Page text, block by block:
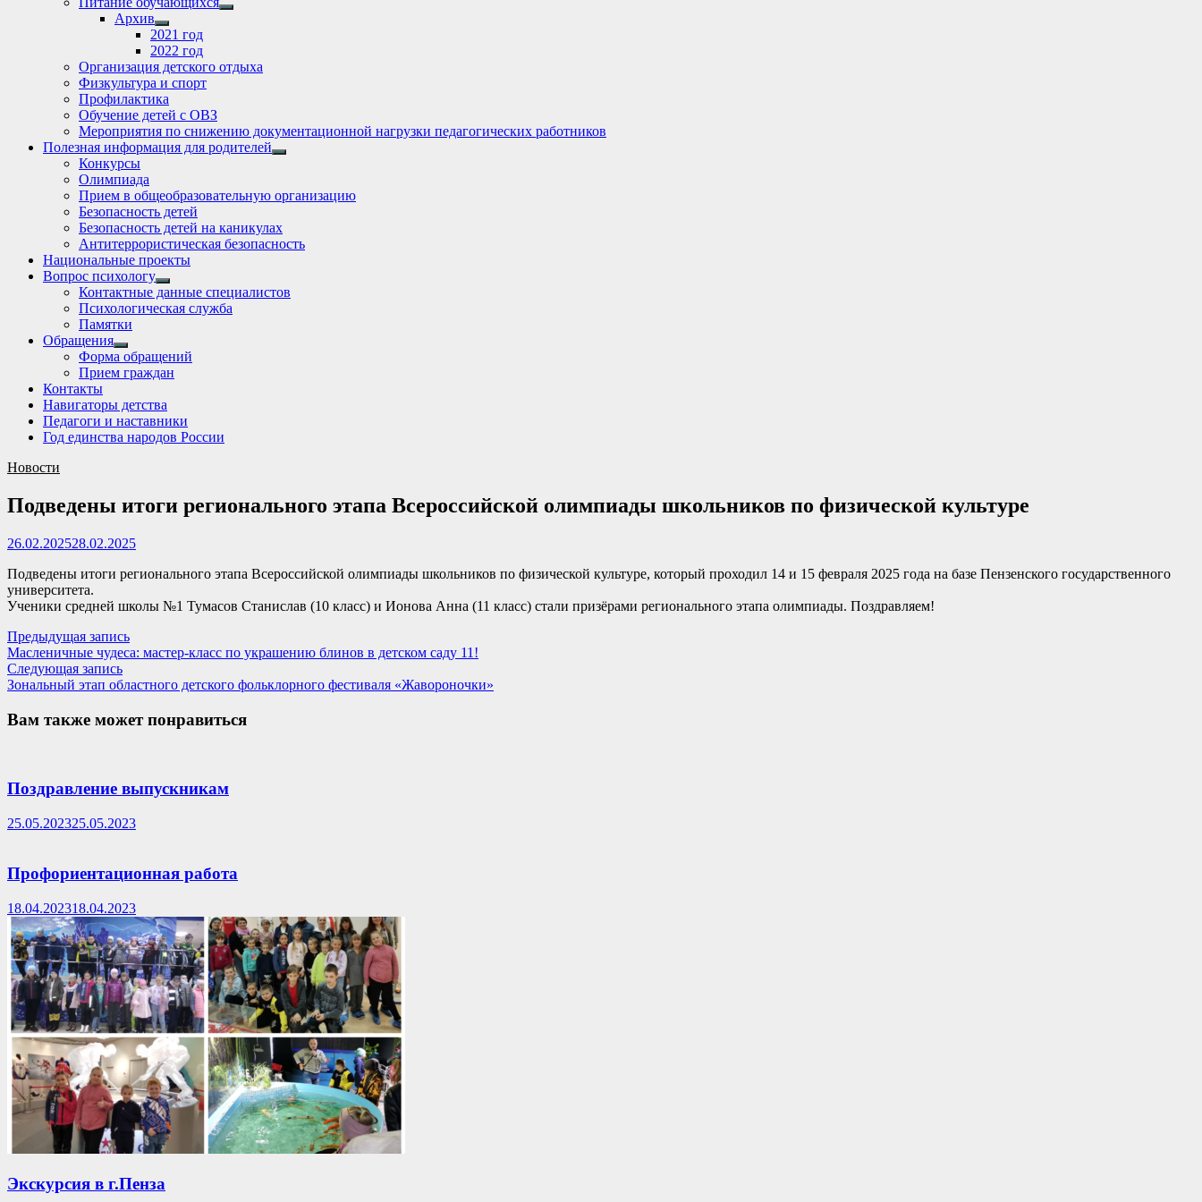
Show
Архив
Show
sub
menu
2021 год
2022 год
Организация детского отдыха
Физкультура и спорт
Профилактика
Обучение детей с ОВЗ
Мероприятия по снижению документационной нагрузки педагогических работников
Полезная информация для родителей
Show
Конкурсы
Олимпиада
Прием в общеобразовательную организацию
Безопасность детей
Безопасность детей на каникулах
Антитеррористическая безопасность
Национальные проекты
Вопрос психологу
Show
sub
menu
Контактные данные специалистов
Психологическая служба
Памятки
Обращения
Show
sub
menu
Форма обращений
Прием граждан
Контакты
Навигаторы детства
Педагоги и наставники
Год единства народов России
Новости
Подведены итоги регионального этапа Всероссийской олимпиады школьников по физической культуре
26.02.202528.02.2025
Подведены итоги регионального этапа Всероссийской олимпиады школьников по физической культуре, который проходил 14 и 15 февраля 2025 года на базе Пензенского государственного
университета.
Ученики средней школы №1 Тумасов Станислав (10 класс) и Ионова Анна (11 класс) стали призёрами регионального этапа олимпиады. Поздравляем!
Навигация
по
записям
Предыдущая записьПредыдущая
запись:
Масленичные чудеса: мастер-класс по украшению блинов в детском саду 11!
Следующая записьСледующая
запись:
Зональный этап областного детского фольклорного фестиваля «Жавороночки»
Вам также может понравиться
Поздравление выпускникам
25.05.202325.05.2023
Профориентационная работа
18.04.202318.04.2023
Экскурсия в г.Пенза